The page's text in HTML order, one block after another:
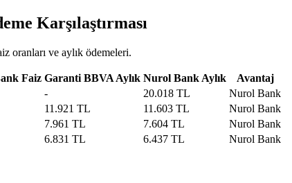
Karşılaştırması
oranları ve aylık ödemeleri.
Faiz Garanti BBVA Aylık Nurol Bank Aylık
Avantaj
- 20.018 TL
Nurol Bank
11.921 TL 11.603 TL
Nurol Bank
7.961 TL 7.604 TL
Nurol Bank
6.831 TL 6.437 TL Nurol Bank